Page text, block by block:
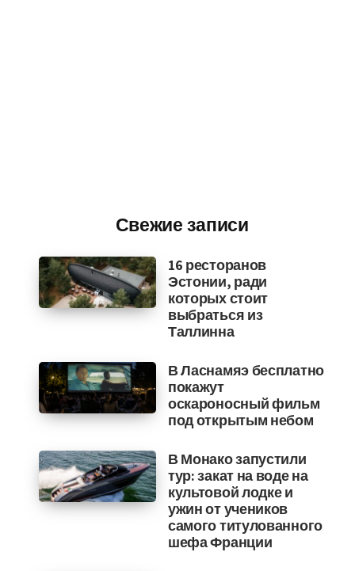
Свежие записи
16 ресторанов
Эстонии, ради
которых стоит
выбраться из
Таллинна
В Ласнамяэ бесплатно
покажут
оскароносный фильм
под открытым небом
В Монако запустили
тур: закат на воде на
культовой лодке и
ужин от учеников
самого титулованного
шефа Франции